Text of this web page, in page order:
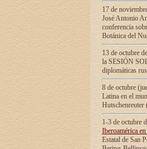
17 de
José Antonio
conferencia
Botánica del
13 de octubre
la SESIÓN
diplomáticas
8 de octubre
Latina en el
1-3 de octubre
Iberoamérica
Estatal de San